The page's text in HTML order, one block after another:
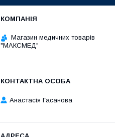
Магазин медичних товарів
"МАКСМЕД"
Анастасія Гасанова